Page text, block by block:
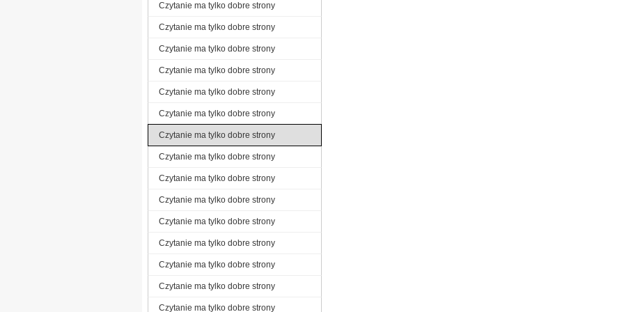
Czytanie ma tylko dobre strony
Czytanie ma tylko dobre strony
Czytanie ma tylko dobre strony
Czytanie ma tylko dobre strony
Czytanie ma tylko dobre strony
Czytanie ma tylko dobre strony
Czytanie ma tylko dobre strony
Czytanie ma tylko dobre strony
Czytanie ma tylko dobre strony
Czytanie ma tylko dobre strony
Czytanie ma tylko dobre strony
Czytanie ma tylko dobre strony
Czytanie ma tylko dobre strony
Czytanie ma tylko dobre strony
Czytanie ma tylko dobre strony